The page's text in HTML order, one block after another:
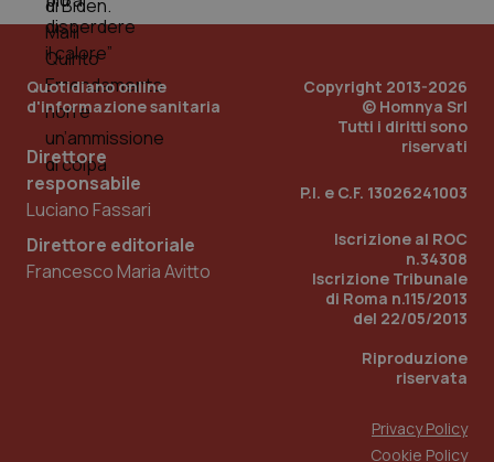
Quotidiano online
d'informazione sanitaria
Direttore
responsabile
Luciano Fassari
Direttore editoriale
Francesco Maria Avitto
Copyright 2013-2026
© Homnya Srl
Tutti i diritti sono
riservati
P.I. e C.F. 13026241003
Iscrizione al ROC
n.34308
Iscrizione Tribunale
di Roma n.115/2013
del 22/05/2013
Riproduzione
riservata
Privacy Policy
Cookie Policy
PHPSESSID
.quotidianosanita.it